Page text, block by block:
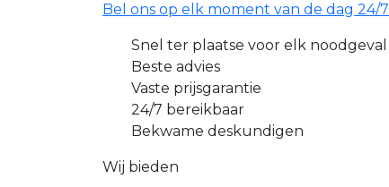
Bel ons op elk moment van de dag 24/7
Snel ter plaatse voor elk noodgeval
Beste advies
Vaste prijsgarantie
24/7 bereikbaar
Bekwame deskundigen
Wij bieden